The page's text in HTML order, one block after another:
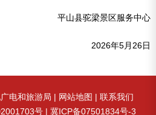
平山县驼梁景区服务中心
2026年5月26日
电和旅游局 | 网站地图 | 联系我们
号| 冀ICP备07501834号-3